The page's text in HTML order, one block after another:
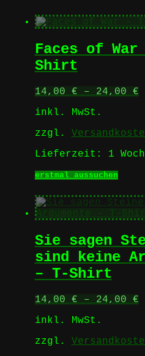
auf.
auf
Faces of
Shirt
14,00 € – 24,00 €
inkl. MwSt.
zzgl.
Lieferzeit: 1
erstmal aussuchen
Die
Sie sagen
sind keine
– T-Shirt
14,00 € – 24,00 €
inkl. MwSt.
zzgl.